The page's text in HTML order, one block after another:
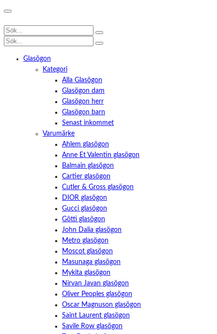
Glasögon
Kategori
Alla Glasögon
Glasögon dam
Glasögon herr
Glasögon barn
Senast inkommet
Varumärke
Ahlem glasögon
Anne Et Valentin glasögon
Balmain glasögon
Cartier glasögon
Cutler & Gross glasögon
DIOR glasögon
Gucci glasögon
Götti glasögon
John Dalia glasögon
Metro glasögon
Moscot glasögon
Masunaga glasögon
Mykita glasögon
Nirvan Javan glasögon
Oliver Peoples glasögon
Oscar Magnuson glasögon
Saint Laurent glasögon
Savile Row glasögon